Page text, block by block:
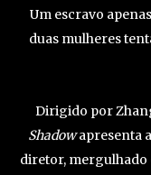
Um escravo
duas mulheres
Dirigido por
Shadowapresenta
diretor, mergulhado